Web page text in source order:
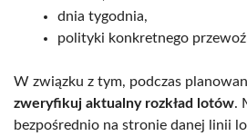
dnia tygodnia,
polityki konkretnego
W związku z tym, podczas
zweryfikuj aktualny rozkład lotów.
bezpośrednio na stronie danej linii